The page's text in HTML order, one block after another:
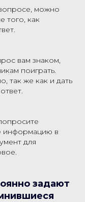
можно
того, как
вам знаком,
поиграть.
так же как и дать
информацию в
для
задают